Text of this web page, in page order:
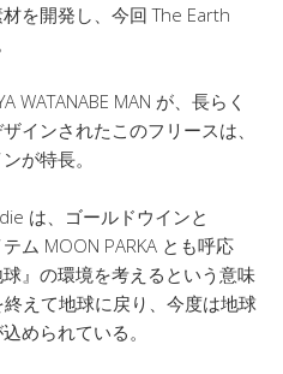
を開発し、今回 The Earth
WATANABE MAN が、長らく
インされたこのフリースは、
が特長。
は、ゴールドウインと
ム MOON PARKA とも呼応
』の環境を考えるという意味
えて地球に戻り、今度は地球
められている。